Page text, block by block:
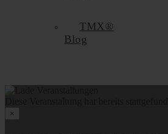
TMX®
Blog
×